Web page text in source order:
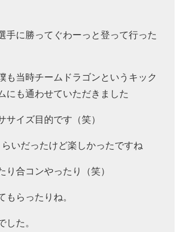
手に勝ってぐわーっと登って行った
も当時チームドラゴンというキック
にも通わせていただきました
サイズ目的です（笑）
いだったけど楽しかったですね
り合コンやったり（笑）
らったりね。
た。